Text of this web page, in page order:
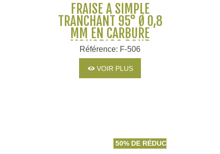
FRAISE À SIMPLE
TRANCHANT 95° Ø 0,8
MM EN CARBURE
MONOBLOC POUR
MACHINES SILCA ET
JMA
Référence: F-506
VOIR PLUS
50% DE RÉDUCTION